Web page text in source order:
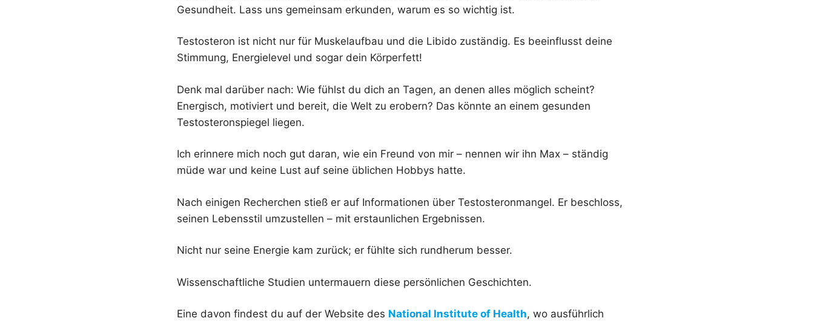
Gesundheit. Lass uns gemeinsam erkunden, warum es so wichtig ist.
Testosteron ist nicht nur für Muskelaufbau und die Libido zuständig. Es beeinflusst deine
Stimmung, Energielevel und sogar dein Körperfett!
Denk mal darüber nach: Wie fühlst du dich an Tagen, an denen alles möglich scheint?
Energisch, motiviert und bereit, die Welt zu erobern? Das könnte an einem gesunden
Testosteronspiegel liegen.
Ich erinnere mich noch gut daran, wie ein Freund von mir – nennen wir ihn Max – ständig
müde war und keine Lust auf seine üblichen Hobbys hatte.
Nach einigen Recherchen stieß er auf Informationen über Testosteronmangel. Er beschloss,
seinen Lebensstil umzustellen – mit erstaunlichen Ergebnissen.
Nicht nur seine Energie kam zurück; er fühlte sich rundherum besser.
Wissenschaftliche Studien untermauern diese persönlichen Geschichten.
Eine davon findest du auf der Website des National Institute of Health, wo ausführlich